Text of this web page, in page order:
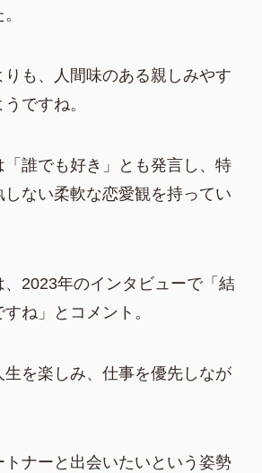
も、人間味のある親しみやす
ですね。
「誰でも好き」とも発言し、特
ない柔軟な恋愛観を持ってい
2023年のインタビューで「結
ね」とコメント。
生を楽しみ、仕事を優先しなが
ナーと出会いたいという姿勢